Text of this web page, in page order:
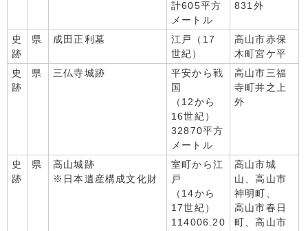
計605平方
メートル
831外
史
跡
県 成田正利墓
江戸（17
世紀）
高山市赤保
木町宮ケ平
史
跡
県 三仏寺城跡
平安から戦
国
（12から
16世紀）
32870平方
メートル
高山市三福
寺町井之上
外
史
跡
県
高山城跡
※日本遺産構成文化財
室町から江
戸
（14から
17世紀）
114006.20
高山市城
山、高山市
神明町、
高山市春日
町、高山市